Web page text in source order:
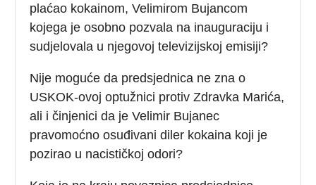
plaćao kokainom, Velimirom Bujancom
kojega je osobno pozvala na inauguraciju i
sudjelovala u njegovoj televizijskoj emisiji?
Nije moguće da predsjednica ne zna o
USKOK-ovoj optužnici protiv Zdravka Marića,
ali i činjenici da je Velimir Bujanec
pravomoćno osuđivani diler kokaina koji je
pozirao u nacističkoj odori?